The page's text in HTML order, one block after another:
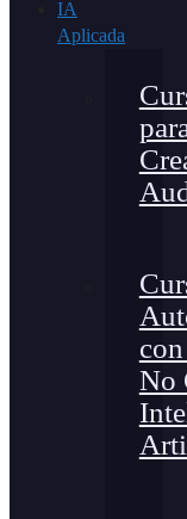
IA
Aplicada
No